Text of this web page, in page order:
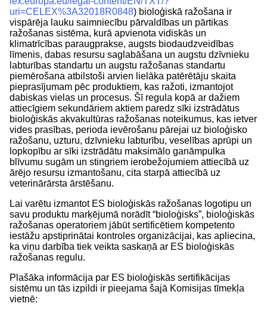
uri=CELEX%3A32018R0848) bioloģiskā ražošana ir
vispārēja lauku saimniecību pārvaldības un pārtikas
ražošanas sistēma, kurā apvienota vidiskās un
klimatrīcības paraugprakse, augsts biodaudzveidības
līmenis, dabas resursu saglabāšana un augstu dzīvnieku
labturības standartu un augstu ražošanas standartu
piemērošana atbilstoši arvien lielāka patērētāju skaita
pieprasījumam pēc produktiem, kas ražoti, izmantojot
dabiskas vielas un procesus. Šī regula kopā ar dažiem
attiecīgiem sekundāriem aktiem paredz sīki izstrādātus
bioloģiskās akvakultūras ražošanas noteikumus, kas ietver
vides prasības, perioda ievērošanu pārejai uz bioloģisko
ražošanu, uzturu, dzīvnieku labturību, veselības aprūpi un
lopkopību ar sīki izstrādātu maksimālo ganāmpulka
blīvumu sugām un stingriem ierobežojumiem attiecībā uz
ārējo resursu izmantošanu, cita starpā attiecībā uz
veterinārārsta ārstēšanu.
Lai varētu izmantot ES bioloģiskās ražošanas logotipu un
savu produktu marķējumā norādīt “bioloģisks”, bioloģiskās
ražošanas operatoriem jābūt sertificētiem kompetento
iestāžu apstiprinātai kontroles organizācijai, kas apliecina,
ka viņu darbība tiek veikta saskaņā ar ES bioloģiskās
ražošanas regulu.
Plašāka informācija par ES bioloģiskās sertifikācijas
sistēmu un tās izpildi ir pieejama šajā Komisijas tīmekļa
vietnē: